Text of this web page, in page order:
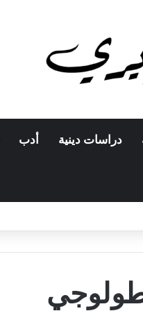
دراسات دينية أدب